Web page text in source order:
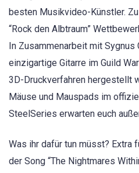
besten Musikvideo-Künstler.
“Rock den Albtraum”
In Zusammenarbeit mit Sygnus
einzigartige Gitarre im Guild
3D-Druckverfahren hergestellt
Mäuse und Mauspads im
SteelSeries erwarten euch
Was ihr dafür tun müsst? Extra
der Song “The Nightmares